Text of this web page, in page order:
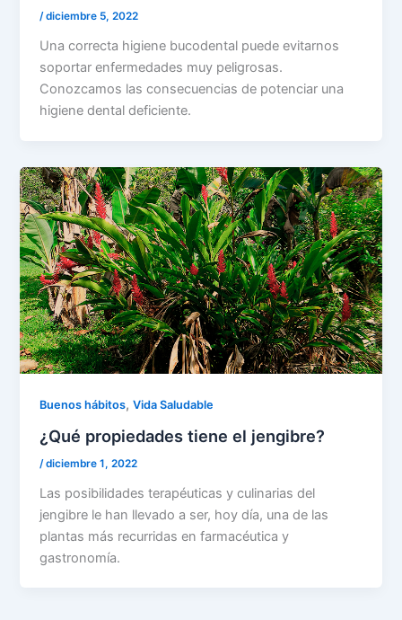
/diciembre 5, 2022
Una correcta higiene bucodental puede evitarnos
soportar enfermedades muy peligrosas.
Conozcamos las consecuencias de potenciar una
higiene dental deficiente.
Buenos hábitos,Vida Saludable
¿Qué propiedades tiene el jengibre?
/diciembre 1, 2022
Las posibilidades terapéuticas y culinarias del
jengibre le han llevado a ser, hoy día, una de las
plantas más recurridas en farmacéutica y
gastronomía.